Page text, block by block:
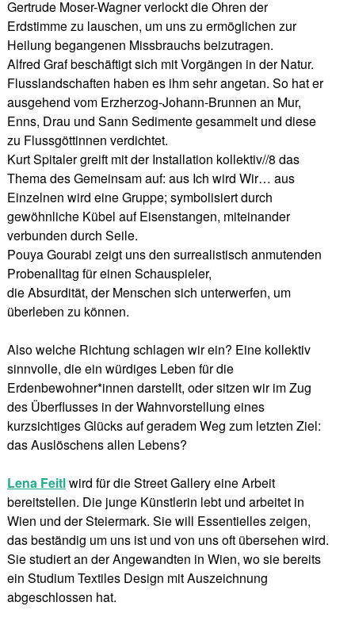
Gertrude Moser-Wagner verlockt die Ohren der
Erdstimme zu lauschen, um uns zu ermöglichen zur
Heilung begangenen Missbrauchs beizutragen.
Alfred Graf beschäftigt sich mit Vorgängen in der Natur.
Flusslandschaften haben es ihm sehr angetan. So hat er
ausgehend vom Erzherzog-Johann-Brunnen an Mur,
Enns, Drau und Sann Sedimente gesammelt und diese
zu Flussgöttinnen verdichtet.
Kurt Spitaler greift mit der Installation kollektiv//8 das
Thema des Gemeinsam auf: aus Ich wird Wir… aus
Einzelnen wird eine Gruppe; symbolisiert durch
gewöhnliche Kübel auf Eisenstangen, miteinander
verbunden durch Seile.
Pouya Gourabi zeigt uns den surrealistisch anmutenden
Probenalltag für einen Schauspieler,
die Absurdität, der Menschen sich unterwerfen, um
überleben zu können.
Also welche Richtung schlagen wir ein? Eine kollektiv
sinnvolle, die ein würdiges Leben für die
Erdenbewohner*innen darstellt, oder sitzen wir im Zug
des Überflusses in der Wahnvorstellung eines
kurzsichtiges Glücks auf geradem Weg zum letzten Ziel:
das Auslöschens allen Lebens?
Lena Feitlwird für die Street Gallery eine Arbeit
bereitstellen. Die junge Künstlerin lebt und arbeitet in
Wien und der Steiermark. Sie will Essentielles zeigen,
das beständig um uns ist und von uns oft übersehen wird.
Sie studiert an der Angewandten in Wien, wo sie bereits
ein Studium Textiles Design mit Auszeichnung
abgeschlossen hat.